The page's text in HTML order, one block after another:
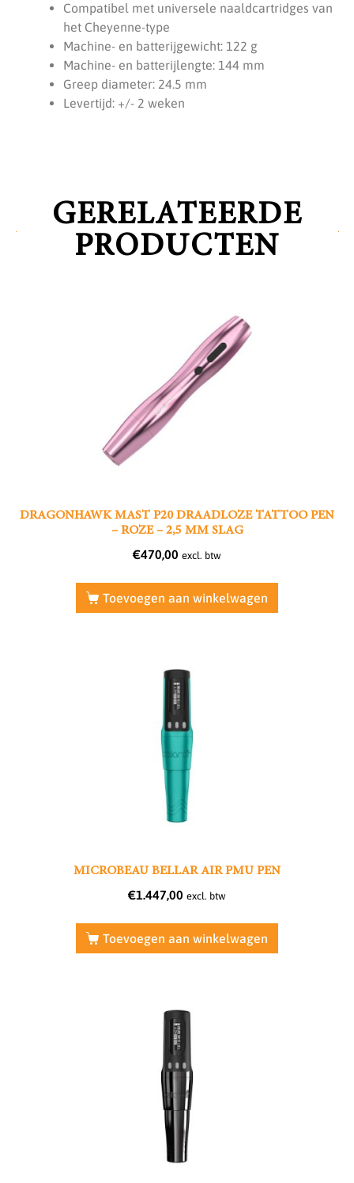
Compatibel met universele naaldcartridges van
het Cheyenne-type
Machine- en batterijgewicht: 122 g
Machine- en batterijlengte: 144 mm
Greep diameter: 24.5 mm
Levertijd: +/- 2 weken
GERELATEERDE
PRODUCTEN
DRAGONHAWK MAST P20 DRAADLOZE TATTOO PEN
– ROZE – 2,5 MM SLAG
€470,00 excl. btw
Toevoegen aan winkelwagen
MICROBEAU BELLAR AIR PMU PEN
€1.447,00 excl. btw
Toevoegen aan winkelwagen